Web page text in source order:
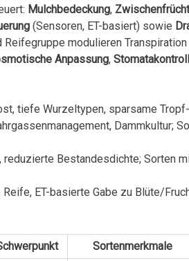
Mulchbedeckung,
(Sensoren, ET-basiert) sowie
modulieren
Anpassung,
tiefe Wurzeltypen, sparsame
Dammkultur;
Bestandesdichte; Sorten
ET-basierte Gabe zu Blüte/
Sortenmerkmale